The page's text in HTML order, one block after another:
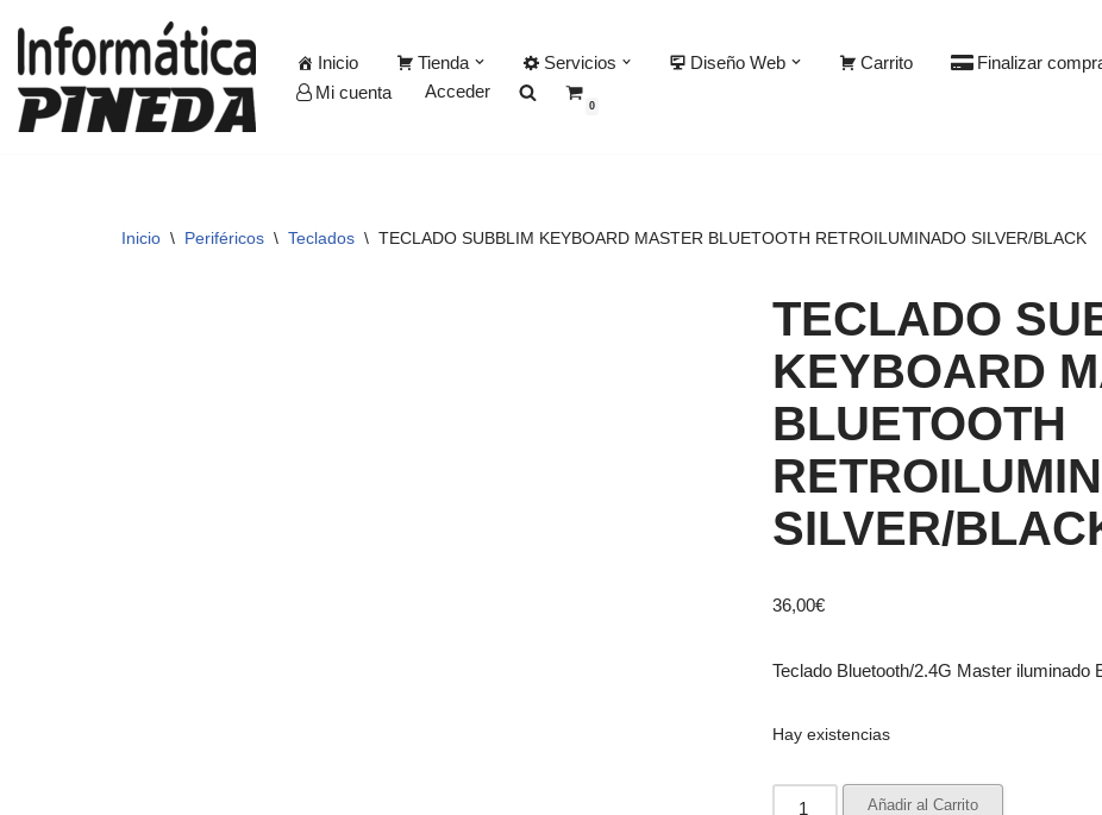
Saltar
al
contenido
Inicio Tienda Servicios Diseño Web Carrito
Finalizar
Mi cuenta
Acceder
0
Inicio \ Periféricos \ Teclados \ TECLADO SUBBLIM KEYBOARD MASTER BLUETOOTH RETROILUMINADO SILVER/BLACK
TECLADO
KEYBOARD
BLUETOOTH
SILVER/
36,00€
Teclado Bluetooth/2.4G Master iluminado
Hay existencias
Añadir al Carrito